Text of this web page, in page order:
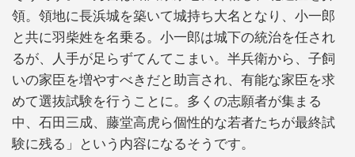
領。領地に長浜城を築いて城持ち大名となり、小一郎
と共に羽柴姓を名乗る。小一郎は城下の統治を任され
るが、人手が足らずてんてこまい。半兵衛から、子飼
いの家臣を増やすべきだと助言され、有能な家臣を求
めて選抜試験を行うことに。多くの志願者が集まる
中、石田三成、藤堂高虎ら個性的な若者たちが最終試
験に残る」という内容になるそうです。